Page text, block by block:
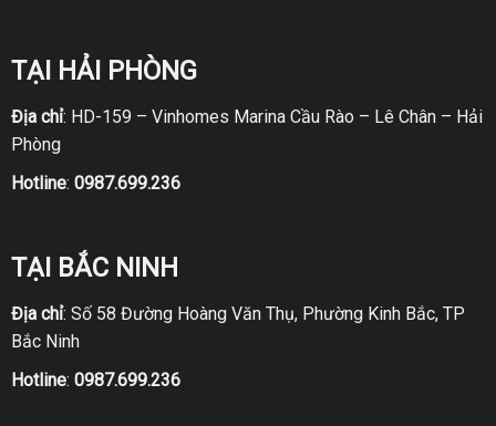
TẠI HẢI PHÒNG
Địa chỉ: HD-159 – Vinhomes Marina Cầu Rào – Lê Chân – Hải
Phòng
Hotline: 0987.699.236
TẠI BẮC NINH
Địa chỉ: Số 58 Đường Hoàng Văn Thụ, Phường Kinh Bắc, TP
Bắc Ninh
Hotline: 0987.699.236